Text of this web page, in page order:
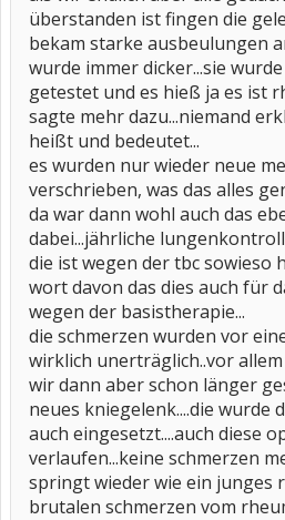
überstanden ist fingen die
bekam starke ausbeulungen
wurde immer dicker...sie
getestet und es hieß ja es ist
sagte mehr dazu...niemand
heißt und bedeutet...
es wurden nur wieder neue
verschrieben, was das alles
da war dann wohl auch das
dabei...jährliche
die ist wegen der tbc sowieso
wort davon das dies auch für
wegen der basistherapie...
die schmerzen wurden vor
wirklich unerträglich..vor
wir dann aber schon länger
neues kniegelenk....die wurde
auch eingesetzt....auch diese
verlaufen...keine schmerzen
springt wieder wie ein junges
brutalen schmerzen vom